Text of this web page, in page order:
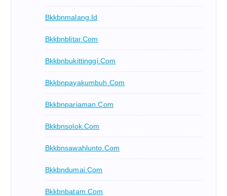
Bkkbnmalang.id
Bkkbnblitar.com
Bkkbnbukittinggi.com
Bkkbnpayakumbuh.com
Bkkbnpariaman.com
Bkkbnsolok.com
Bkkbnsawahlunto.com
Bkkbndumai.com
Bkkbnbatam.com